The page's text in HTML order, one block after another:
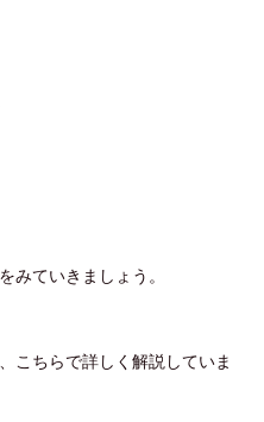
みていきましょう。
こちらで詳しく解説していま